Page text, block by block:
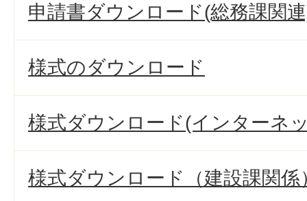
申請書ダウンロード(総務課関
様式のダウンロード
様式ダウンロード(インターネ
様式ダウンロード（建設課関係